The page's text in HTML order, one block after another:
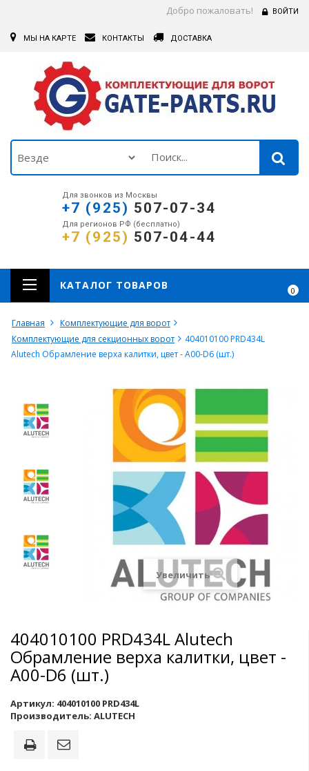
Добро пожаловать! ВОЙТИ
МЫ НА КАРТЕ КОНТАКТЫ ДОСТАВКА
Для звонков из Москвы
+7 (925) 507-07-34
Для регионов РФ (бесплатно)
+7 (925) 507-04-44
0
КАТАЛОГ ТОВАРОВ
Главная
Комплектующие для ворот
Комплектующие для секционных ворот
404010100 PRD434L
Alutech Обрамление верха калитки, цвет - A00-D6 (шт.)
Увеличить
404010100 PRD434L Alutech
Обрамление верха калитки, цвет -
A00-D6 (шт.)
Артикул: 404010100 PRD434L
Производитель: ALUTECH